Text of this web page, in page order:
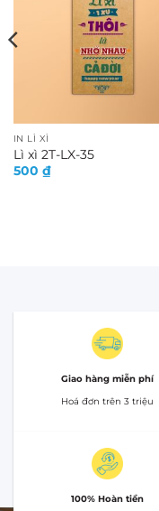
IN LÌ XÌ
Lì xì 2T-LX-35
500 ₫
Giao hàng miễn phí
Hoá đơn trên 3 triệu
100% Hoàn tiền